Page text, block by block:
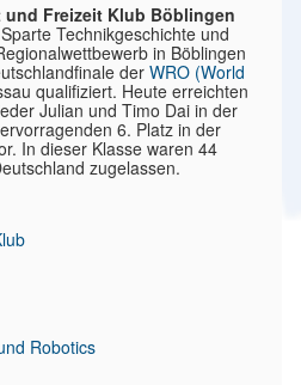
und Freizeit Klub Böblingen
Technikgeschichte und
in Böblingen
der WRO (World
qualifiziert. Heute erreichten
Julian und Timo Dai in der
6. Platz in der
In dieser Klasse waren 44
zugelassen.
Robotics